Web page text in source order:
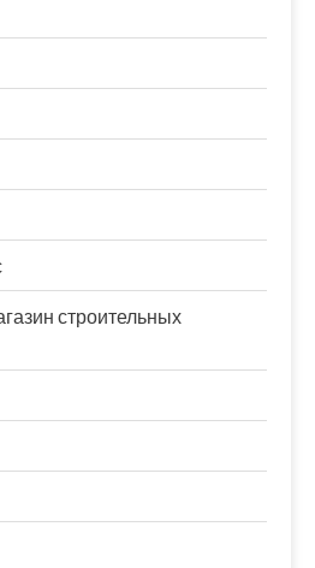
строительных